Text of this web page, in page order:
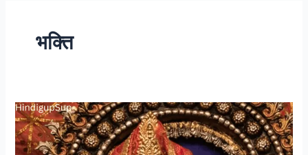
भक्ति
चैत्र
नवरात्री
के